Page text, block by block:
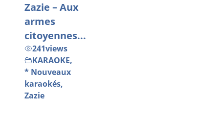
Zazie – Aux
armes
citoyennes...
241views
KARAOKE,
* Nouveaux
karaokés,
Zazie